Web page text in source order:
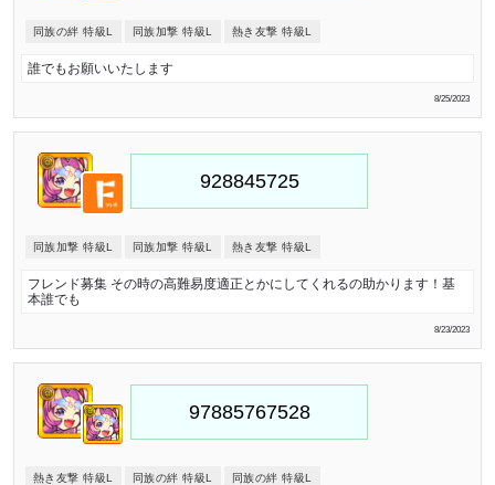
同族の絆 特級L 同族加撃 特級L 熱き友撃 特級L
誰でもお願いいたします
8/25/2023
同族加撃 特級L 同族加撃 特級L 熱き友撃 特級L
フレンド募集 その時の高難易度適正とかにしてくれるの助かります！基
本誰でも
8/23/2023
熱き友撃 特級L 同族の絆 特級L 同族の絆 特級L